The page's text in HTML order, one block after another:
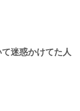
迷惑かけてた人